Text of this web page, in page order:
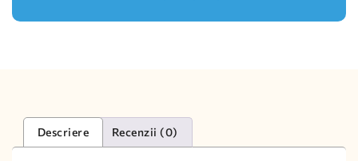
Descriere Recenzii (0)